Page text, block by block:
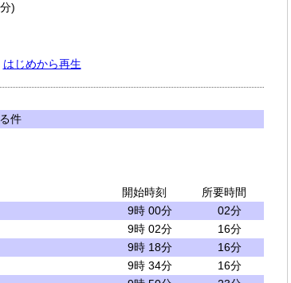
)
はじめから再生
件
開始時刻
所要時間
9時 00分
02分
9時 02分
16分
9時 18分
16分
9時 34分
16分